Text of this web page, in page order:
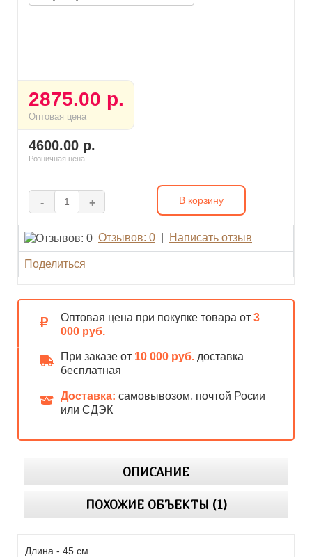
2875.00 р.
Оптовая цена
4600.00 р.
Розничная цена
- + В корзину
Отзывов: 0 Написать отзыв
Поделиться
Оптовая цена при покупке товара от 3
000 руб.
При заказе от 10 000 руб. доставка
бесплатная
Доставка: самовывозом, почтой Росии
или СДЭК
ОПИСАНИЕ
ПОХОЖИЕ ОБЪЕКТЫ (1)
Длина - 45 см.